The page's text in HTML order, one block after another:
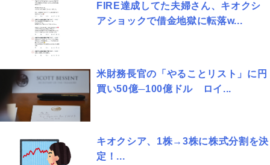
FIRE達成してた夫婦さん、キオクシ
アショックで借金地獄に転落w...
米財務長官の「やることリスト」に円
買い50億─100億ドル ロイ...
キオクシア、1株→3株に株式分割を決
定！...